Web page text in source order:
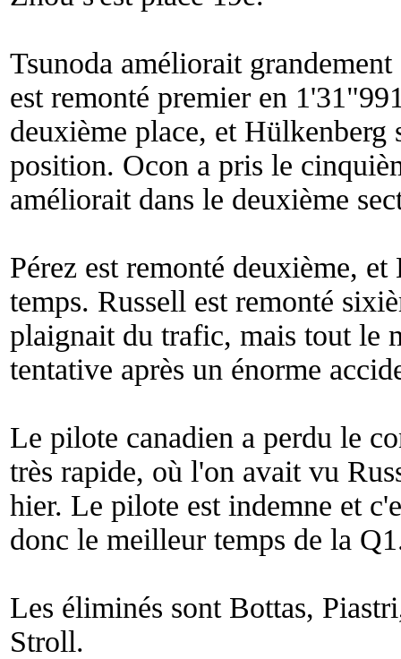
Tsunoda améliorait
est remonté premier en
deuxième place, et Hülkenberg
position. Ocon a pris le
améliorait dans le deuxième
Pérez est remonté deuxième,
temps. Russell est remonté
plaignait du trafic, mais tout le
tentative après un énorme
Le pilote canadien a perdu le
très rapide, où l'on avait vu
hier. Le pilote est indemne et
donc le meilleur temps de la
Les éliminés sont Bottas,
Stroll.